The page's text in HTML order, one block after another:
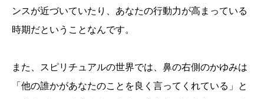
ンスが近づいていたり、あなたの行動力が高まっている
時期だということなんです。
また、スピリチュアルの世界では、鼻の右側のかゆみは
「他の誰かがあなたのことを良く言ってくれている」と